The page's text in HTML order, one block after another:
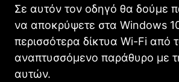
Σε αυτόν τον οδηγό θα δούμε
να αποκρύψετε στα Windows
περισσότερα δίκτυα Wi-Fi από
αναπτυσσόμενο παράθυρο με
αυτών.